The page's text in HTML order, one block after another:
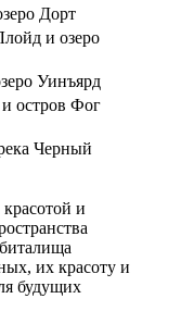
Дорт
и озеро
Уинъярд
остров Фог
Черный
и
их красоту и
будущих